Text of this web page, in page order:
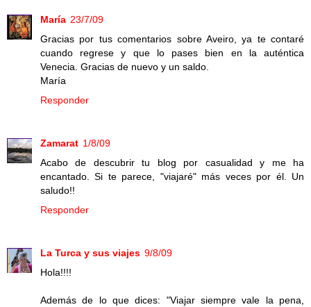
María 23/7/09
Gracias por tus comentarios sobre Aveiro, ya te contaré
cuando regrese y que lo pases bien en la auténtica
Venecia. Gracias de nuevo y un saldo.
María
Responder
Zamarat 1/8/09
Acabo de descubrir tu blog por casualidad y me ha
encantado. Si te parece, "viajaré" más veces por él. Un
saludo!!
Responder
La Turca y sus viajes 9/8/09
Hola!!!!
Además de lo que dices: "Viajar siempre vale la pena,